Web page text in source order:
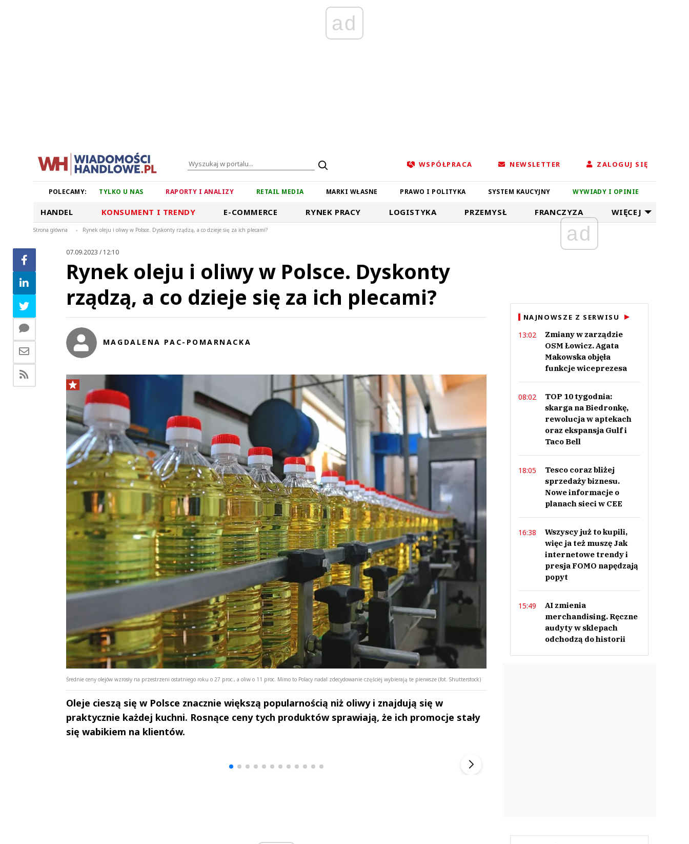
ad
WSPÓŁPRACA NEWSLETTER ZALOGUJ SIĘ
POLECAMY: TYLKO U NAS RAPORTY I ANALIZY RETAIL MEDIA MARKI WŁASNE PRAWO I POLITYKA SYSTEM KAUCYJNY WYWIADY I OPINIE
HANDEL KONSUMENT I TRENDY E-COMMERCE RYNEK PRACY LOGISTYKA PRZEMYSŁ FRANCZYZA WIĘCEJ
Strona główna > Rynek oleju i oliwy w Polsce. Dyskonty rządzą, a co dzieje się za ich plecami?
07.09.2023 / 12:10
Rynek oleju i oliwy w Polsce. Dyskonty
rządzą, a co dzieje się za ich plecami?
MAGDALENA PAC-POMARNACKA
Średnie ceny olejów wzrosły na przestrzeni ostatniego roku o 27 proc., a oliw o 11 proc. Mimo to Polacy nadal zdecydowanie częściej wybierają te pierwsze (fot. Shutterstock)
Oleje cieszą się w Polsce znacznie większą popularnością niż oliwy i znajdują się w
praktycznie każdej kuchni. Rosnące ceny tych produktów sprawiają, że ich promocje stały
się wabikiem na klientów.
Andrzej i Marta
Marta i Andrzej
ad
NAJNOWSZE Z SERWISU
13:02
Zmiany w zarządzie
OSM Łowicz. Agata
Makowska objęła
funkcje wiceprezesa
08:02
TOP 10 tygodnia:
skarga na Biedronkę,
rewolucja w aptekach
oraz ekspansja Gulf i
Taco Bell
18:05
Tesco coraz bliżej
sprzedaży biznesu.
Nowe informacje o
planach sieci w CEE
16:38
Wszyscy już to kupili,
więc ja też muszę Jak
internetowe trendy i
presja FOMO napędzają
popyt
15:49
AI zmienia
merchandising. Ręczne
audyty w sklepach
odchodzą do historii